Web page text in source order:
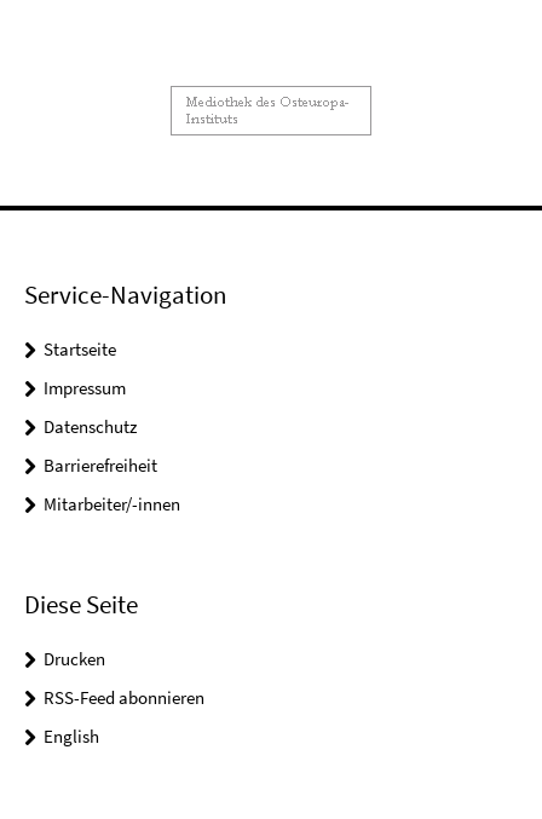
Service-Navigation
Startseite
Impressum
Datenschutz
Barrierefreiheit
Mitarbeiter/-innen
Diese Seite
Drucken
RSS-Feed abonnieren
English